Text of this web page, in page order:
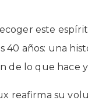
este
40 años: una
de lo que hace
reafirma su